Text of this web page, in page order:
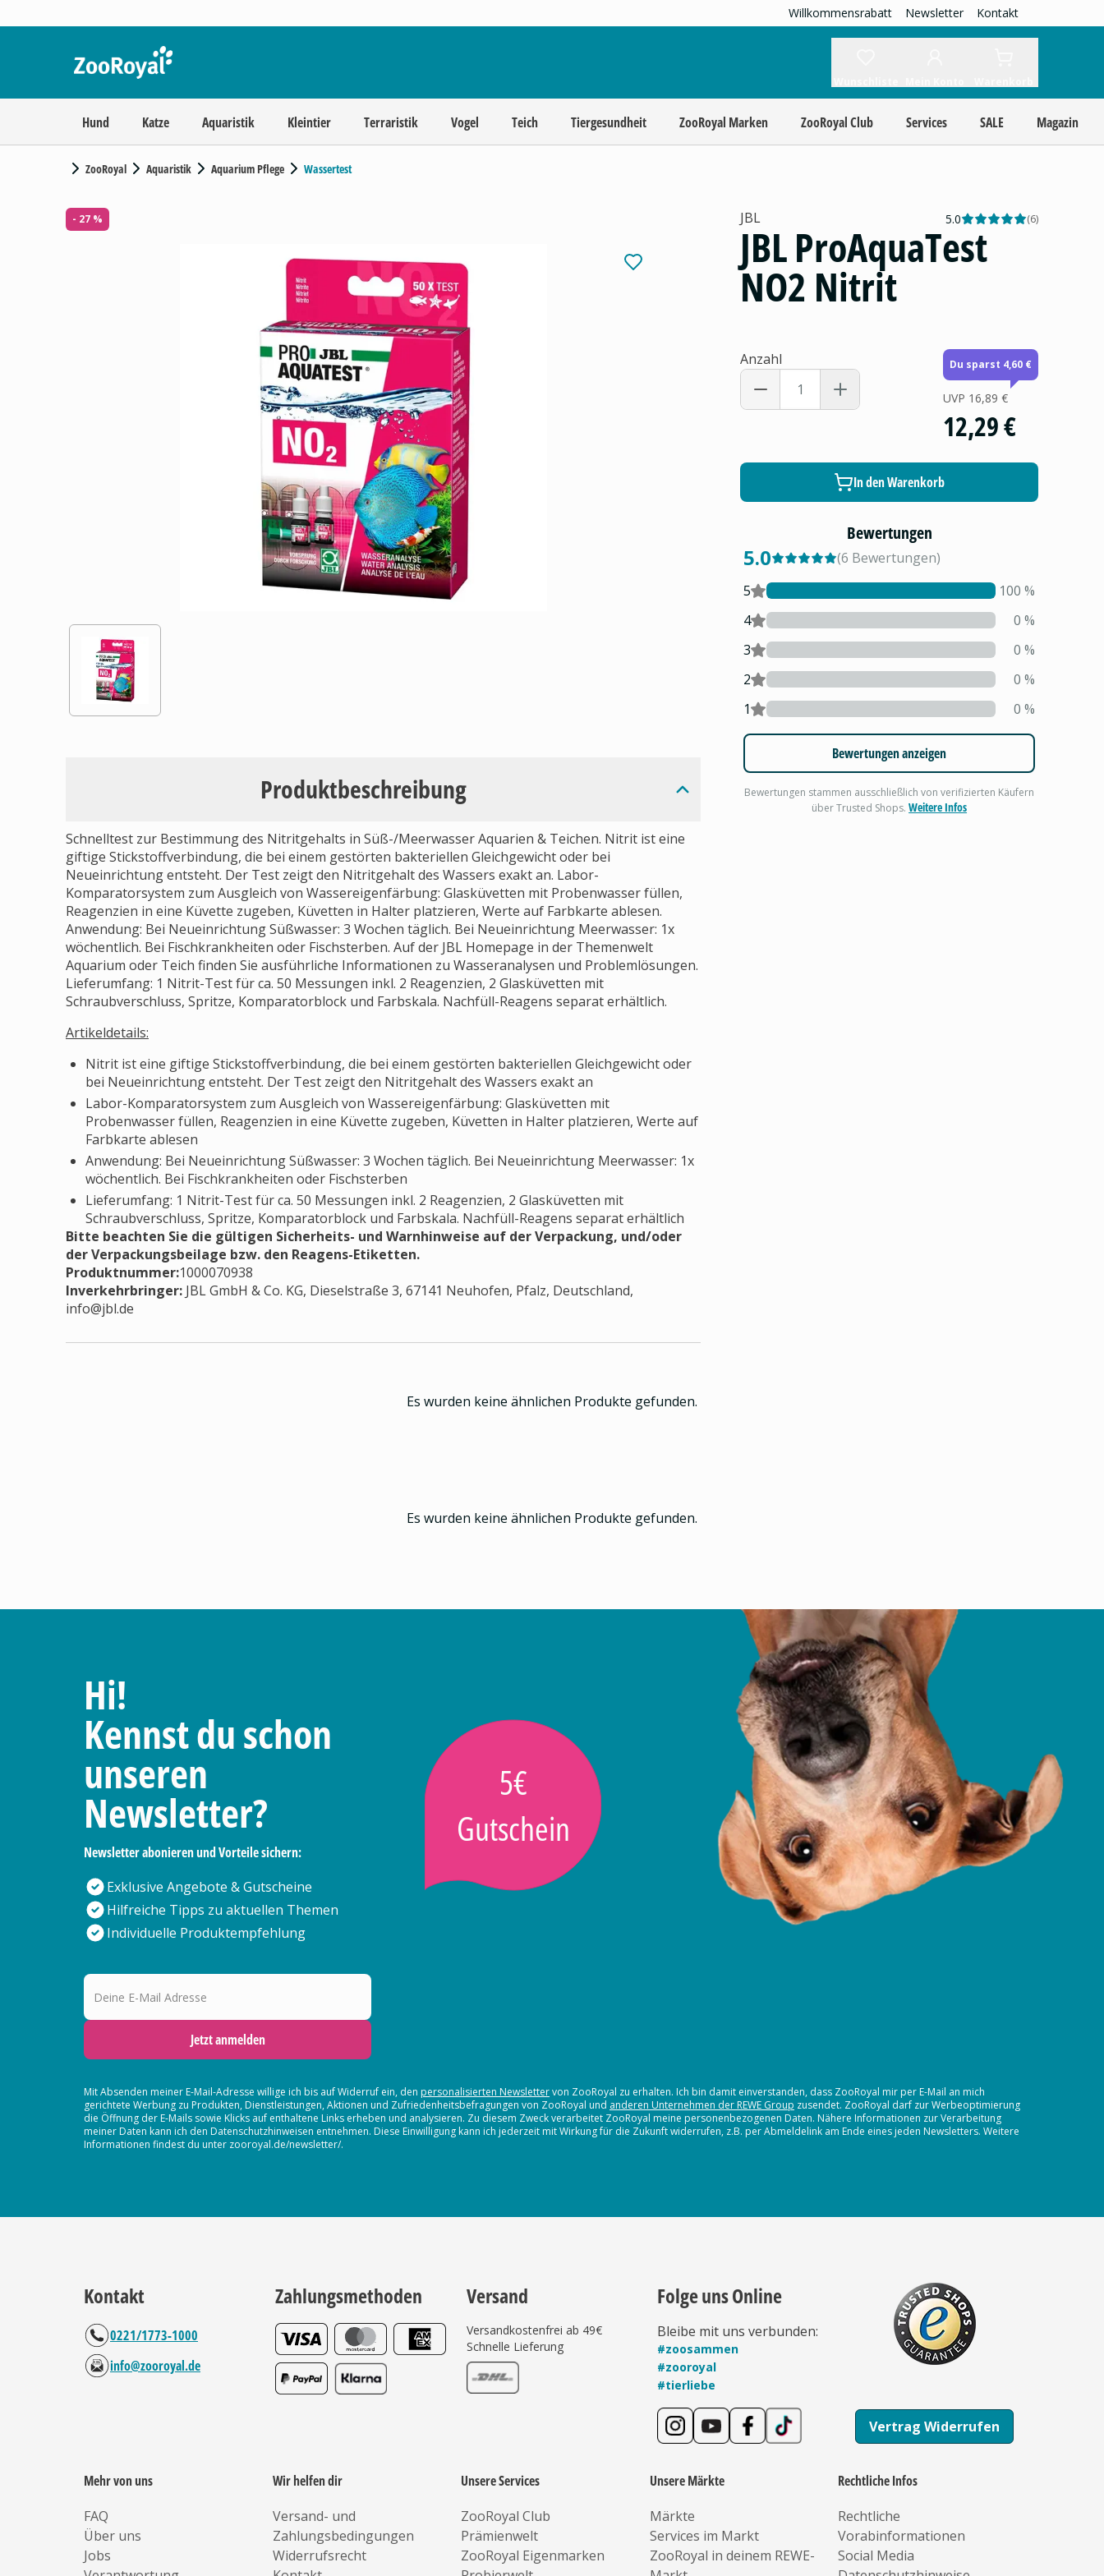
Willkommensrabatt Newsletter Kontakt
Hund Katze Aquaristik Kleintier Terraristik Vogel Teich Tiergesundheit ZooRoyal Marken ZooRoyal Club Services SALE Magazin
ZooRoyal Aquaristik Aquarium Pflege Wassertest
- 27 %
Produktbeschreibung
Schnelltest zur Bestimmung des Nitritgehalts in Süß-/Meerwasser Aquarien & Teichen. Nitrit ist eine
giftige Stickstoffverbindung, die bei einem gestörten bakteriellen Gleichgewicht oder bei
Neueinrichtung entsteht. Der Test zeigt den Nitritgehalt des Wassers exakt an. Labor-
Komparatorsystem zum Ausgleich von Wassereigenfärbung: Glasküvetten mit Probenwasser füllen,
Reagenzien in eine Küvette zugeben, Küvetten in Halter platzieren, Werte auf Farbkarte ablesen.
Anwendung: Bei Neueinrichtung Süßwasser: 3 Wochen täglich. Bei Neueinrichtung Meerwasser: 1x
wöchentlich. Bei Fischkrankheiten oder Fischsterben. Auf der JBL Homepage in der Themenwelt
Aquarium oder Teich finden Sie ausführliche Informationen zu Wasseranalysen und Problemlösungen.
Lieferumfang: 1 Nitrit-Test für ca. 50 Messungen inkl. 2 Reagenzien, 2 Glasküvetten mit
Schraubverschluss, Spritze, Komparatorblock und Farbskala. Nachfüll-Reagens separat erhältlich.
Artikeldetails:
Nitrit ist eine giftige Stickstoffverbindung, die bei einem gestörten bakteriellen Gleichgewicht oder
bei Neueinrichtung entsteht. Der Test zeigt den Nitritgehalt des Wassers exakt an
Labor-Komparatorsystem zum Ausgleich von Wassereigenfärbung: Glasküvetten mit
Probenwasser füllen, Reagenzien in eine Küvette zugeben, Küvetten in Halter platzieren, Werte auf
Farbkarte ablesen
Anwendung: Bei Neueinrichtung Süßwasser: 3 Wochen täglich. Bei Neueinrichtung Meerwasser: 1x
wöchentlich. Bei Fischkrankheiten oder Fischsterben
Lieferumfang: 1 Nitrit-Test für ca. 50 Messungen inkl. 2 Reagenzien, 2 Glasküvetten mit
Schraubverschluss, Spritze, Komparatorblock und Farbskala. Nachfüll-Reagens separat erhältlich
Bitte beachten Sie die gültigen Sicherheits- und Warnhinweise auf der Verpackung, und/oder
der Verpackungsbeilage bzw. den Reagens-Etiketten.
Produktnummer:1000070938
Inverkehrbringer: JBL GmbH & Co. KG, Dieselstraße 3, 67141 Neuhofen, Pfalz, Deutschland,
info@jbl.de
JBL 5.0 (6)
JBL ProAquaTest
NO2 Nitrit
Anzahl Du sparst 4,60 €
UVP 16,89 €
12,29 €
In den Warenkorb
Bewertungen
5.0 (6 Bewertungen)
5
100 %
4
0 %
3
0 %
2
0 %
1
0 %
Bewertungen anzeigen
Bewertungen stammen ausschließlich von verifizierten Käufern
über Trusted Shops.Weitere Infos
Es wurden keine ähnlichen Produkte gefunden.
Es wurden keine ähnlichen Produkte gefunden.
Hi!
Kennst du schon
unseren
Newsletter?
Newsletter abonieren und Vorteile sichern:
Exklusive Angebote & Gutscheine
Hilfreiche Tipps zu aktuellen Themen
Individuelle Produktempfehlung
5€
Gutschein
Deine E-Mail Adresse
Jetzt anmelden
Mit Absenden meiner E-Mail-Adresse willige ich bis auf Widerruf ein, den personalisierten Newslettervon ZooRoyal zu erhalten. Ich bin damit einverstanden, dass ZooRoyal mir per E-Mail an mich
gerichtete Werbung zu Produkten, Dienstleistungen, Aktionen und Zufriedenheitsbefragungen von ZooRoyal und anderen Unternehmen der REWE Group zusendet. ZooRoyal darf zur Werbeoptimierung
die Öffnung der E-Mails sowie Klicks auf enthaltene Links erheben und analysieren. Zu diesem Zweck verarbeitet ZooRoyal meine personenbezogenen Daten. Nähere Informationen zur Verarbeitung
meiner Daten kann ich den Datenschutzhinweisen entnehmen. Diese Einwilligung kann ich jederzeit mit Wirkung für die Zukunft widerrufen, z.B. per Abmeldelink am Ende eines jeden Newsletters. Weitere
Informationen findest du unter zooroyal.de/newsletter/.
Kontakt
0221/1773-1000
info@zooroyal.de
Zahlungsmethoden Versand
Versandkostenfrei ab 49€
Schnelle Lieferung
Folge uns Online
Bleibe mit uns verbunden:
#zoosammen
#zooroyal
#tierliebe
Vertrag Widerrufen
Mehr von uns
FAQ
Über uns
Jobs
Wir helfen dir
Versand- und
Zahlungsbedingungen
Widerrufsrecht
Unsere Services
ZooRoyal Club
Prämienwelt
ZooRoyal Eigenmarken
Unsere Märkte
Märkte
Services im Markt
ZooRoyal in deinem REWE-
Rechtliche Infos
Rechtliche
Vorabinformationen
Social Media